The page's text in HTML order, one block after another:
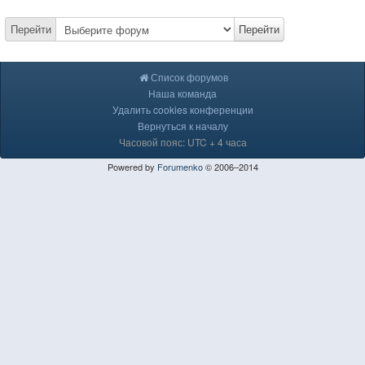
Перейти Перейти
Список форумов
Наша команда
Удалить cookies конференции
Вернуться к началу
Часовой пояс: UTC + 4 часа
Powered by Forumenko© 2006–2014